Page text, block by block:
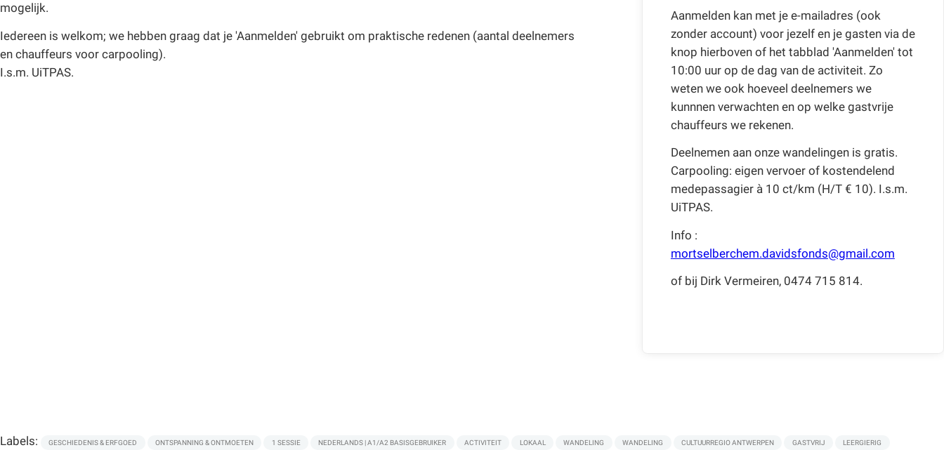
mogelijk.
Iedereen is welkom; we hebben graag dat je 'Aanmelden' gebruikt om praktische redenen (aantal deelnemers
en chauffeurs voor carpooling).
I.s.m. UiTPAS.
Aanmelden kan met je e-mailadres (ook
zonder account) voor jezelf en je gasten via de
knop hierboven of het tabblad 'Aanmelden' tot
10:00 uur op de dag van de activiteit. Zo
weten we ook hoeveel deelnemers we
kunnnen verwachten en op welke gastvrije
chauffeurs we rekenen.
Deelnemen aan onze wandelingen is gratis.
Carpooling: eigen vervoer of kostendelend
medepassagier à 10 ct/km (H/T € 10). I.s.m.
UiTPAS.
Info :
mortselberchem.davidsfonds@gmail.com
of bij Dirk Vermeiren, 0474 715 814.
Labels: GESCHIEDENIS & ERFGOED ONTSPANNING & ONTMOETEN 1 SESSIE NEDERLANDS | A1/A2 BASISGEBRUIKER ACTIVITEIT LOKAAL WANDELING WANDELING CULTUURREGIO ANTWERPEN GASTVRIJ LEERGIERIG